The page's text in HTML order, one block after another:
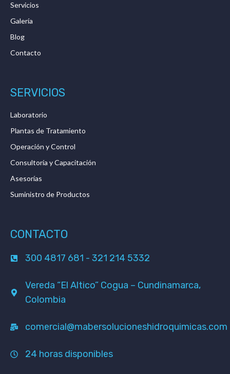
Servicios
Galería
Blog
Contacto
SERVICIOS
Laboratorio
Plantas de Tratamiento
Operación y Control
Consultoría y Capacitación
Asesorías
Suministro de Productos
CONTACTO
300 4817 681 - 321 214 5332
Vereda “El Altico” Cogua – Cundinamarca,
Colombia
comercial@mabersolucioneshidroquimicas.com
24 horas disponibles